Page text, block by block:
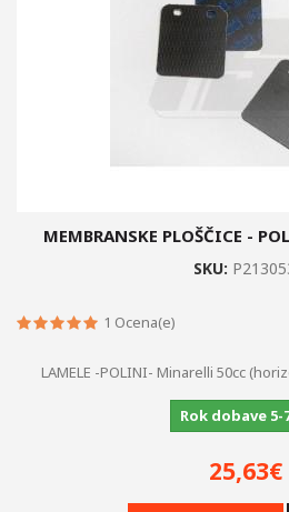
MEMBRANSKE PLOŠČICE -
SKU:
1 Ocena(e)
LAMELE -POLINI- Minarelli 50cc
Rok dobave 5-
25,63€